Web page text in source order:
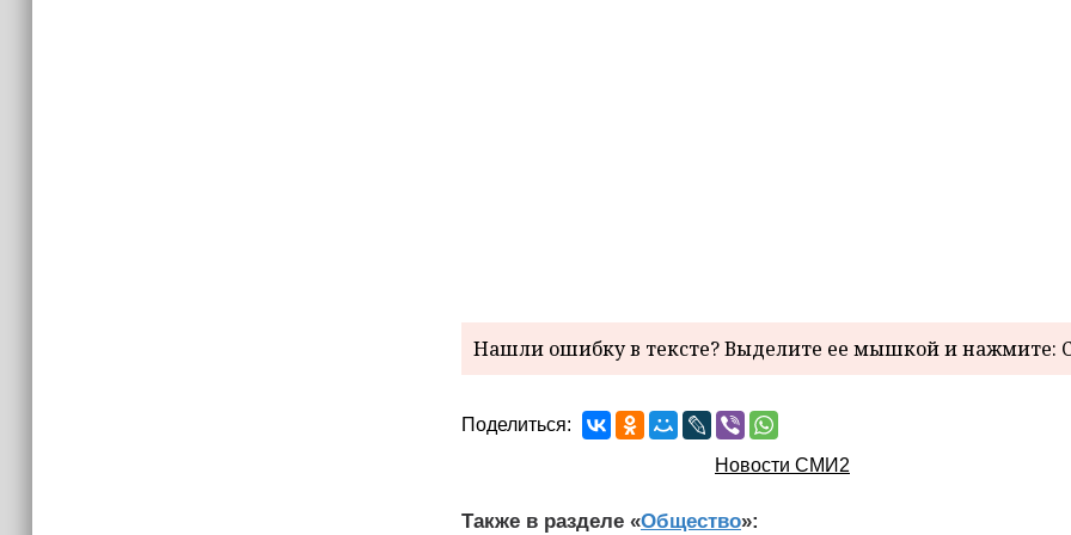
Нашли ошибку в тексте? Выделите ее мышкой и нажмите:
Поделиться:
Новости СМИ2
Также в разделе «Общество»: